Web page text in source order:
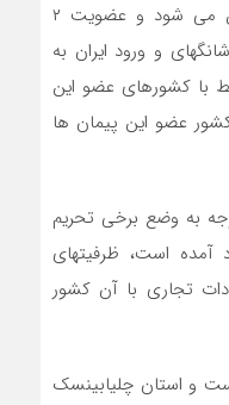
اتحادیه اوراسیا که به زودی محقق می شود و عضویت ۲
و ورود ایران به
با کشورهای عضو این
عضو این پیمان ها
به وضع برخی تحریم
است، ظرفیتهای
تجاری با آن کشور
و استان چلیابینسک